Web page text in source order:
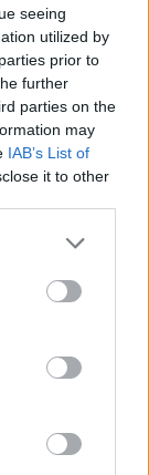
seeing
utilized by
prior to
further
parties on the
may
IAB’s List of
it to other
more Google
may click to
tags to
Google
+ 12
pocakját a
fotókat
friss